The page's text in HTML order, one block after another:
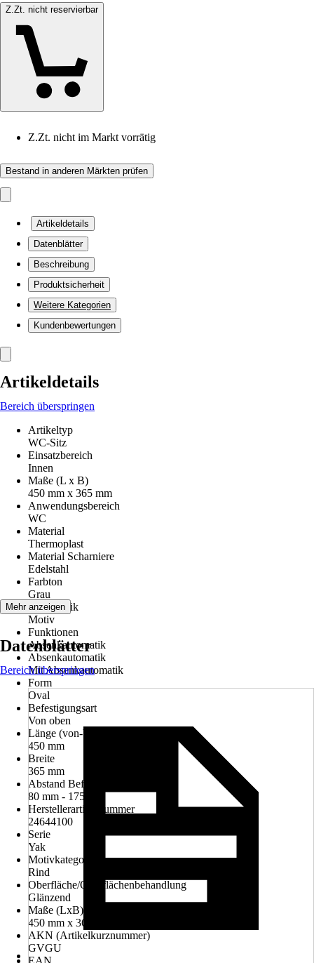
Z.Zt. nicht reservierbar
Z.Zt. nicht im Markt vorrätig
Bestand in anderen Märkten prüfen
Artikeldetails
Datenblätter
Beschreibung
Produktsicherheit
Weitere Kategorien
Kundenbewertungen
Artikeldetails
Bereich überspringen
Artikeltyp
WC-Sitz
Einsatzbereich
Innen
Maße (L x B)
450 mm x 365 mm
Anwendungsbereich
WC
Material
Thermoplast
Material Scharniere
Edelstahl
Farbton
Grau
Dekoroptik
Motiv
Funktionen
Absenkautomatik
Absenkautomatik
Mit Absenkautomatik
Form
Oval
Befestigungsart
Von oben
Länge (von-bis)
450 mm
Breite
365 mm
Abstand Befestigungslöcher
80 mm - 175 mm
Herstellerartikelnummer
24644100
Serie
Yak
Motivkategorie
Rind
Oberfläche/Oberflächenbehandlung
Glänzend
Maße (LxB)
450 mm x 365 mm
AKN (Artikelkurznummer)
GVGU
EAN
Mehr anzeigen
Datenblätter
Bereich überspringen